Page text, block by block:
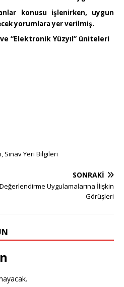
konusu işlenirken, uygun
yorumlara yer verilmiş.
“Elektronik Yüzyıl” üniteleri
Sınav Yeri Bilgileri
SONRAKI
Uygulamalarına İlişkin
Görüşleri